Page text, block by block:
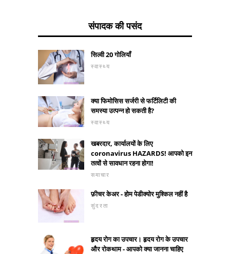
संपादक की पसंद
सिल्वी 20 गोलियाँ
स्वास्थ्य
क्या फिमोसिस सर्जरी से फर्टिलिटी की
समस्या उत्पन्न हो सकती है?
स्वास्थ्य
खबरदार, कार्यालयों के लिए
coronavirus HAZARDS! आपको इन
तत्वों से सावधान रहना होगा!
समाचार
फ़ीचर केअर - होम पेडीक्योर मुश्किल नहीं है
सुंदरता
हृदय रोग का उपचार। हृदय रोग के उपचार
और रोकथाम - आपको क्या जानना चाहिए